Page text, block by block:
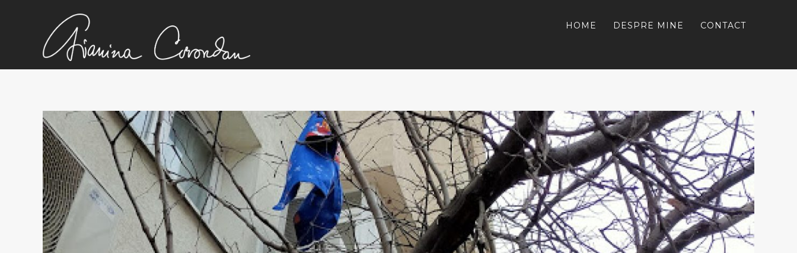
HOME DESPRE MINE CONTACT